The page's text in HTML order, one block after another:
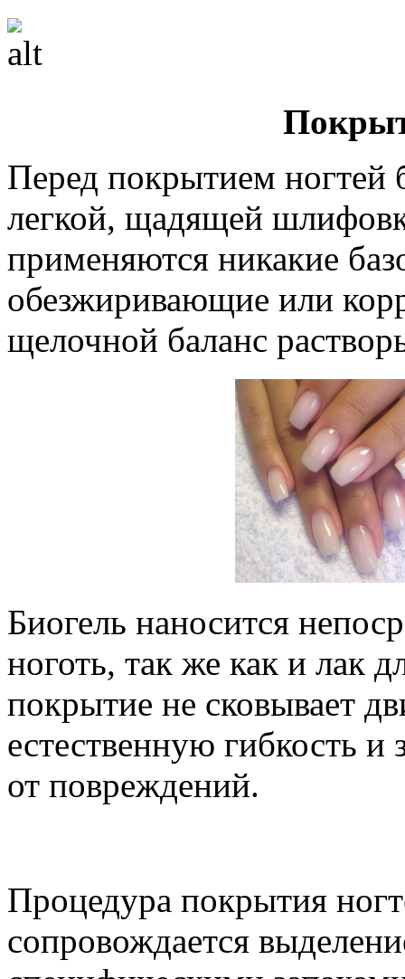
Перед покрытием ногтей
легкой, щадящей
применяются никакие
обезжиривающие или
щелочной баланс
Биогель наносится
ноготь, так же как и лак
покрытие не сковывает
естественную гибкость
от повреждений.
Процедура покрытия
сопровождается